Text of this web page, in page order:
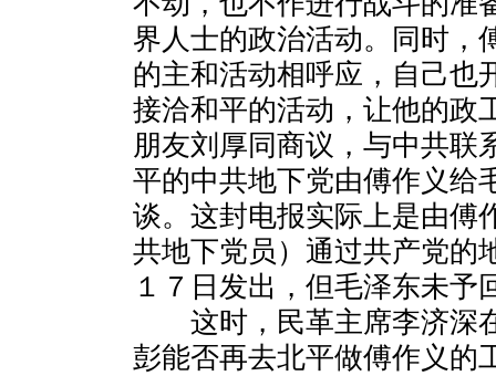
界人士的政治活动。同时，
的主和活动相呼应，自己也
接洽和平的活动，让他的政
朋友刘厚同商议，与中共联
平的中共地下党由傅作义给
谈。这封电报实际上是由傅
共地下党员）通过共产党的
１７日发出，但毛泽东未予
这时，民革主席李济深
彭能否再去北平做傅作义的